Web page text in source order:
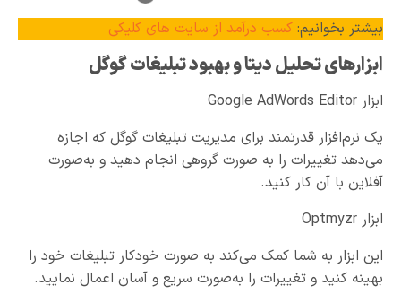
بیشتر بخوانیم: کسب درآمد از سایت های کلیکی
ابزارهای تحلیل دیتا و بهبود تبلیغات گوگل
ابزار Google AdWords Editor
یک نرم‌افزار قدرتمند برای مدیریت تبلیغات گوگل که اجازه
می‌دهد تغییرات را به صورت گروهی انجام دهید و به‌صورت
آفلاین با آن کار کنید.
ابزار Optmyzr
این ابزار به شما کمک می‌کند به صورت خودکار تبلیغات خود را
بهینه کنید و تغییرات را به‌صورت سریع و آسان اعمال نمایید.